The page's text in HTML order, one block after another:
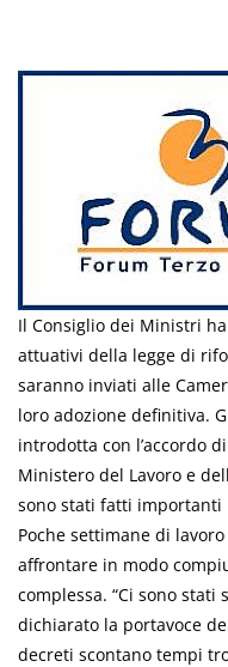
Il Consiglio dei Ministri
attuativi della legge di
saranno inviati alle
loro adozione definitiva.
introdotta con l’accordo
Ministero del Lavoro e
sono stati fatti importanti
Poche settimane di
affrontare in modo
complessa. “Ci sono
dichiarato la portavoce
decreti scontano tempi